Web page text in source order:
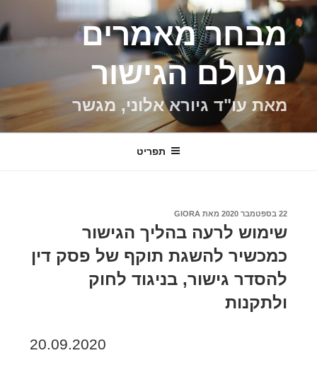
דילוג
לתוכןמבחר מאמרים
מעולם הגישור
מאת עו"ד גיורא אלוני, מגשר
תפריט
פורסם
22 בספטמבר 2020 מאת GIORA
שימוש לרעה בהליך הגישור
כמכשיר להשגת תוקף של פסק דין
להסדר גישור, בניגוד לחוק
ולתקנות
20.09.2020